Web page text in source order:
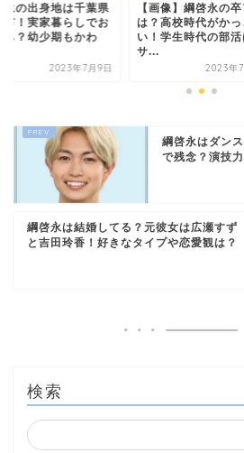
永の出身地は千葉県
市！実家暮らしでお
ち？幼少期もかわ
2023年7月9日
【画像】綱啓永の
は？高校時代がかっ
い！学生時代の部活
サ...
2023年
綱啓永はダン
で残念？演技
綱啓永は結婚してる？元彼女は広瀬すず
と吉田玲香！好きなタイプや恋愛観は？
検索